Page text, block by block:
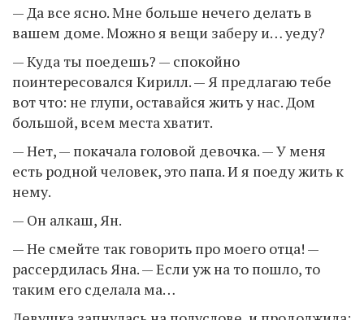
— Да все ясно. Мне больше нечего делать в
вашем доме. Можно я вещи заберу и… уеду?
— Куда ты поедешь? — спокойно
поинтересовался Кирилл. — Я предлагаю тебе
вот что: не глупи, оставайся жить у нас. Дом
большой, всем места хватит.
— Нет, — покачала головой девочка. — У меня
есть родной человек, это папа. И я поеду жить к
нему.
— Он алкаш, Ян.
— Не смейте так говорить про моего отца! —
рассердилась Яна. — Если уж на то пошло, то
таким его сделала ма…